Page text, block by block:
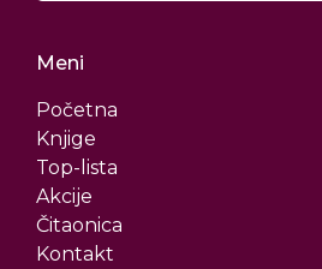
Meni
Početna
Knjige
Top-lista
Akcije
Čitaonica
Kontakt